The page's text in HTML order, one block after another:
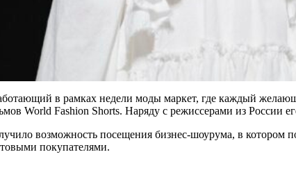
в рамках недели моды маркет, где каждый
World Fashion Shorts. Наряду с режиссерами из России
возможность посещения бизнес-шоурума, в котором
покупателями.